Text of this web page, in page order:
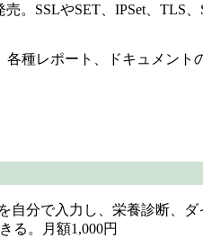
SSLやSET、IPSet、TLS、
各種レポート、ドキュメン
分で入力し、栄養診断、
る。月額1,000円